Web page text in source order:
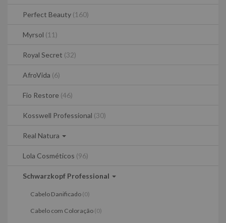
Perfect Beauty (160)
Myrsol (11)
Royal Secret (32)
AfroVida (6)
Fio Restore (46)
Kosswell Professional (30)
Real Natura
Lola Cosméticos (96)
Schwarzkopf Professional
Cabelo Danificado (0)
Cabelo com Coloração (0)